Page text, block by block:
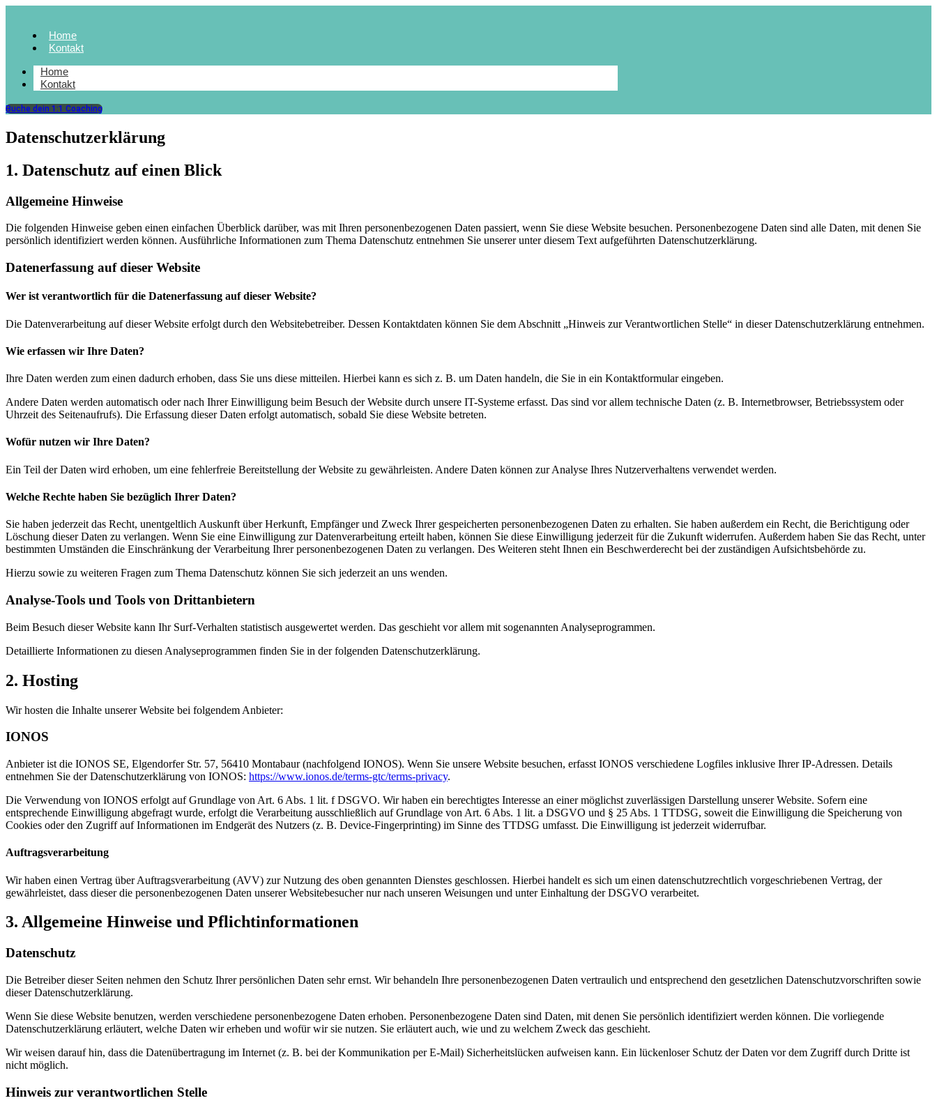
Home
Kontakt
Home
Kontakt
Buche dein 1:1 Coaching
Datenschutz­erklärung
1. Datenschutz auf einen Blick
Allgemeine Hinweise
Die folgenden Hinweise geben einen einfachen Überblick darüber, was mit Ihren personenbezogenen Daten passiert, wenn Sie diese Website besuchen. Personenbezogene Daten sind alle Daten, mit denen Sie
persönlich identifiziert werden können. Ausführliche Informationen zum Thema Datenschutz entnehmen Sie unserer unter diesem Text aufgeführten Datenschutzerklärung.
Datenerfassung auf dieser Website
Wer ist verantwortlich für die Datenerfassung auf dieser Website?
Die Datenverarbeitung auf dieser Website erfolgt durch den Websitebetreiber. Dessen Kontaktdaten können Sie dem Abschnitt „Hinweis zur Verantwortlichen Stelle“ in dieser Datenschutzerklärung entnehmen.
Wie erfassen wir Ihre Daten?
Ihre Daten werden zum einen dadurch erhoben, dass Sie uns diese mitteilen. Hierbei kann es sich z. B. um Daten handeln, die Sie in ein Kontaktformular eingeben.
Andere Daten werden automatisch oder nach Ihrer Einwilligung beim Besuch der Website durch unsere IT-Systeme erfasst. Das sind vor allem technische Daten (z. B. Internetbrowser, Betriebssystem oder
Uhrzeit des Seitenaufrufs). Die Erfassung dieser Daten erfolgt automatisch, sobald Sie diese Website betreten.
Wofür nutzen wir Ihre Daten?
Ein Teil der Daten wird erhoben, um eine fehlerfreie Bereitstellung der Website zu gewährleisten. Andere Daten können zur Analyse Ihres Nutzerverhaltens verwendet werden.
Welche Rechte haben Sie bezüglich Ihrer Daten?
Sie haben jederzeit das Recht, unentgeltlich Auskunft über Herkunft, Empfänger und Zweck Ihrer gespeicherten personenbezogenen Daten zu erhalten. Sie haben außerdem ein Recht, die Berichtigung oder
Löschung dieser Daten zu verlangen. Wenn Sie eine Einwilligung zur Datenverarbeitung erteilt haben, können Sie diese Einwilligung jederzeit für die Zukunft widerrufen. Außerdem haben Sie das Recht, unter
bestimmten Umständen die Einschränkung der Verarbeitung Ihrer personenbezogenen Daten zu verlangen. Des Weiteren steht Ihnen ein Beschwerderecht bei der zuständigen Aufsichtsbehörde zu.
Hierzu sowie zu weiteren Fragen zum Thema Datenschutz können Sie sich jederzeit an uns wenden.
Analyse-Tools und Tools von Dritt­anbietern
Beim Besuch dieser Website kann Ihr Surf-Verhalten statistisch ausgewertet werden. Das geschieht vor allem mit sogenannten Analyseprogrammen.
Detaillierte Informationen zu diesen Analyseprogrammen finden Sie in der folgenden Datenschutzerklärung.
2. Hosting
Wir hosten die Inhalte unserer Website bei folgendem Anbieter:
IONOS
Anbieter ist die IONOS SE, Elgendorfer Str. 57, 56410 Montabaur (nachfolgend IONOS). Wenn Sie unsere Website besuchen, erfasst IONOS verschiedene Logfiles inklusive Ihrer IP-Adressen. Details
entnehmen Sie der Datenschutzerklärung von IONOS: https://www.ionos.de/terms-gtc/terms-privacy.
Die Verwendung von IONOS erfolgt auf Grundlage von Art. 6 Abs. 1 lit. f DSGVO. Wir haben ein berechtigtes Interesse an einer möglichst zuverlässigen Darstellung unserer Website. Sofern eine
entsprechende Einwilligung abgefragt wurde, erfolgt die Verarbeitung ausschließlich auf Grundlage von Art. 6 Abs. 1 lit. a DSGVO und § 25 Abs. 1 TTDSG, soweit die Einwilligung die Speicherung von
Cookies oder den Zugriff auf Informationen im Endgerät des Nutzers (z. B. Device-Fingerprinting) im Sinne des TTDSG umfasst. Die Einwilligung ist jederzeit widerrufbar.
Auftragsverarbeitung
Wir haben einen Vertrag über Auftragsverarbeitung (AVV) zur Nutzung des oben genannten Dienstes geschlossen. Hierbei handelt es sich um einen datenschutzrechtlich vorgeschriebenen Vertrag, der
gewährleistet, dass dieser die personenbezogenen Daten unserer Websitebesucher nur nach unseren Weisungen und unter Einhaltung der DSGVO verarbeitet.
3. Allgemeine Hinweise und Pflicht­informationen
Datenschutz
Die Betreiber dieser Seiten nehmen den Schutz Ihrer persönlichen Daten sehr ernst. Wir behandeln Ihre personenbezogenen Daten vertraulich und entsprechend den gesetzlichen Datenschutzvorschriften sowie
dieser Datenschutzerklärung.
Wenn Sie diese Website benutzen, werden verschiedene personenbezogene Daten erhoben. Personenbezogene Daten sind Daten, mit denen Sie persönlich identifiziert werden können. Die vorliegende
Datenschutzerklärung erläutert, welche Daten wir erheben und wofür wir sie nutzen. Sie erläutert auch, wie und zu welchem Zweck das geschieht.
Wir weisen darauf hin, dass die Datenübertragung im Internet (z. B. bei der Kommunikation per E-Mail) Sicherheitslücken aufweisen kann. Ein lückenloser Schutz der Daten vor dem Zugriff durch Dritte ist
nicht möglich.
Hinweis zur verantwortlichen Stelle